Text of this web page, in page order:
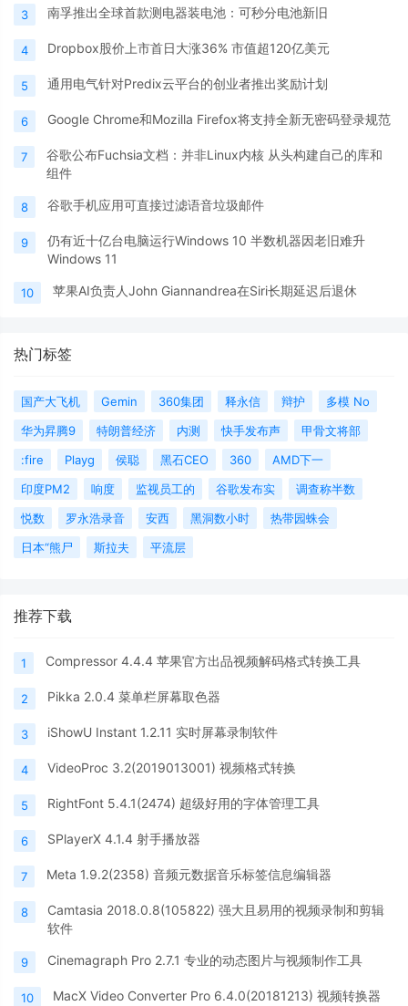
3 南孚推出全球首款测电器装电池：可秒分电池新旧
4 Dropbox股价上市首日大涨36% 市值超120亿美元
5 通用电气针对Predix云平台的创业者推出奖励计划
6 Google Chrome和Mozilla Firefox将支持全新无密码登录规范
7
谷歌公布Fuchsia文档：并非Linux内核 从头构建自己的库和
组件
8 谷歌手机应用可直接过滤语音垃圾邮件
9
仍有近十亿台电脑运行Windows 10 半数机器因老旧难升
Windows 11
10 苹果AI负责人John Giannandrea在Siri长期延迟后退休
热门标签
国产大飞机 Gemin 360集团 释永信 辩护
多模 No
华为昇腾9
特朗普经济 内测 快手发布声
甲骨文将部
:fire
Playg 侯聪 黑石CEO 360
AMD下一
印度PM2
响度 监视员工的 谷歌发布实
调查称半数
悦数
罗永浩录音 安西 黑洞数小时
热带园蛛会
日本“熊尸
斯拉夫 平流层
推荐下载
1 Compressor 4.4.4 苹果官方出品视频解码格式转换工具
2 Pikka 2.0.4 菜单栏屏幕取色器
3 iShowU Instant 1.2.11 实时屏幕录制软件
4 VideoProc 3.2(2019013001) 视频格式转换
5 RightFont 5.4.1(2474) 超级好用的字体管理工具
6 SPlayerX 4.1.4 射手播放器
7 Meta 1.9.2(2358) 音频元数据音乐标签信息编辑器
8
Camtasia 2018.0.8(105822) 强大且易用的视频录制和剪辑
软件
9 Cinemagraph Pro 2.7.1 专业的动态图片与视频制作工具
10 MacX Video Converter Pro 6.4.0(20181213) 视频转换器